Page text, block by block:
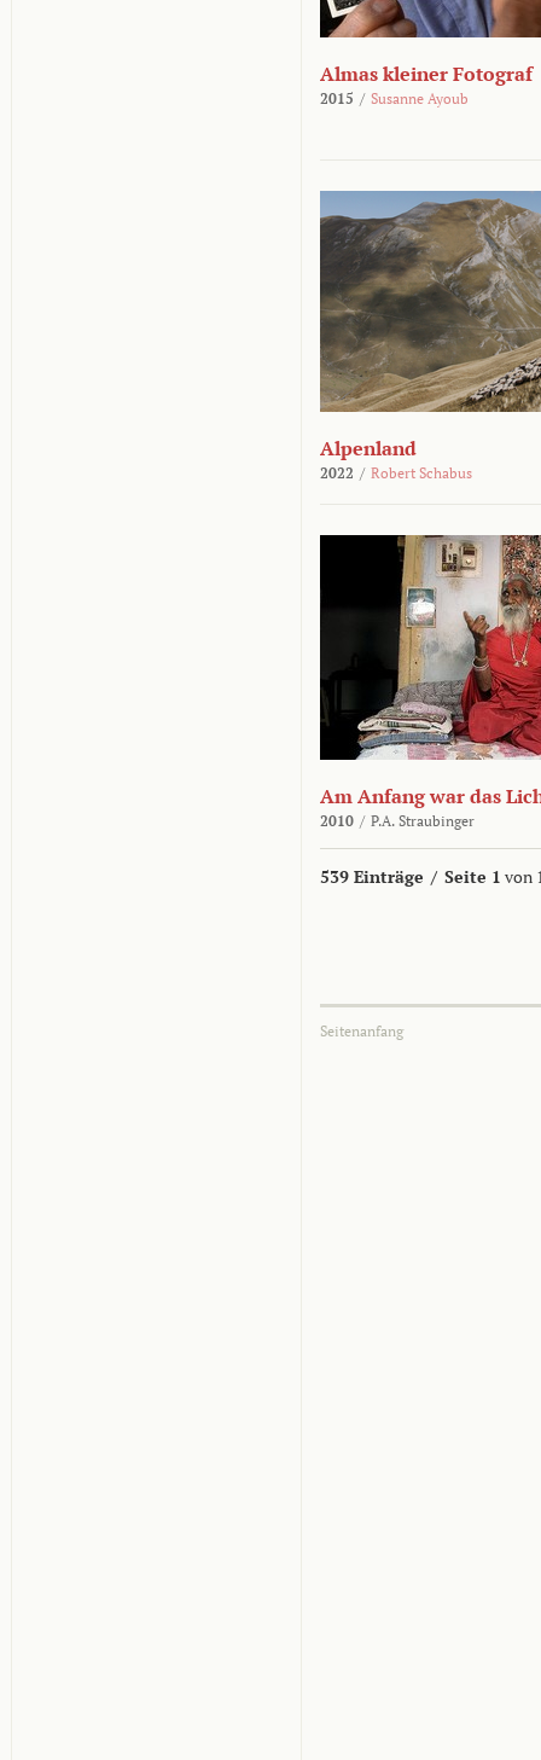
Almas kleiner Fotograf
2015 / Susanne Ayoub
Alpenland
2022 / Robert Schabus
Am Anfang war das
2010 / P.A. Straubinger
539 Einträge / Seite 1 von
Seitenanfang